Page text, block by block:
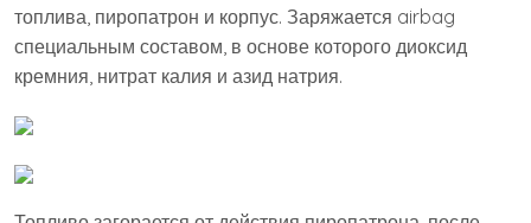
топлива, пиропатрон и корпус. Заряжается airbag
специальным составом, в основе которого диоксид
кремния, нитрат калия и азид натрия.